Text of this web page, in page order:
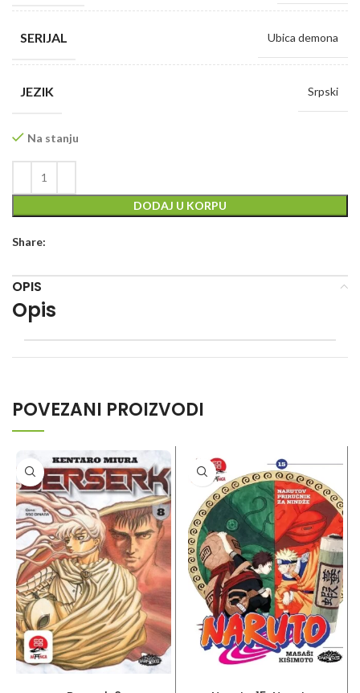
SERIJAL Ubica demona
JEZIK Srpski
Na stanju
DODAJ U KORPU
Share:
OPIS
Opis
POVEZANI PROIZVODI